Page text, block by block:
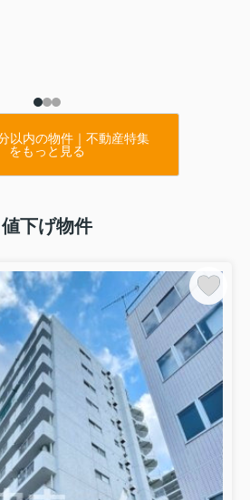
以内の物件｜不動産特集
をもっと見る
値下げ物件